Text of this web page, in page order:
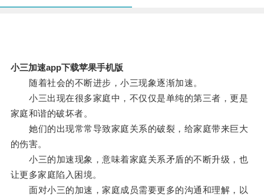
小三加速app下载苹果手机版
随着社会的不断进步，小三现象逐渐加速。
小三出现在很多家庭中，不仅仅是单纯的第三者，更是
家庭和谐的破坏者。
她们的出现常常导致家庭关系的破裂，给家庭带来巨大
的伤害。
小三的加速现象，意味着家庭关系矛盾的不断升级，也
让更多家庭陷入困境。
面对小三的加速，家庭成员需要更多的沟通和理解，以